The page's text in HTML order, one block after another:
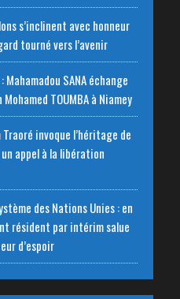
s’inclinent avec honneur
tourné vers l’avenir
SANA échange
TOUMBA à Niamey
invoque l’héritage de
appel à la libération
des Nations Unies : en
résident par intérim salue
d’espoir